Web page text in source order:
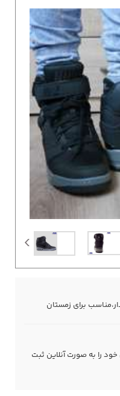
را به صورت آنلاین ثبت